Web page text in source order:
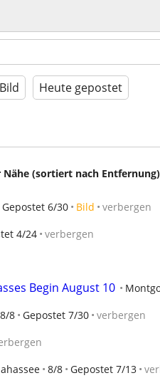
Heute gepostet
Nähe (sortiert nach Entfernung)
Gepostet 6/30 Bild verbergen
4/24 verbergen
Begin August 10
8/8 Gepostet 7/30 verbergen
8/8 Gepostet 7/13